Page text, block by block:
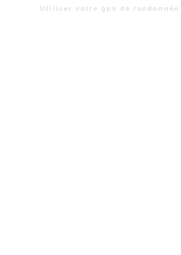
Utiliser votre gps de randonnée